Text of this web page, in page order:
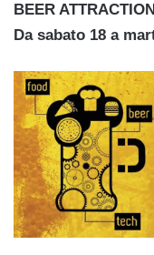
BEER
Da sabato 18 a